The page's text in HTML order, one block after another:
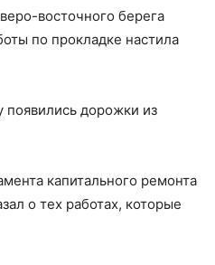
восточного берега
по прокладке настила
появились дорожки из
капитального ремонта
о тех работах, которые